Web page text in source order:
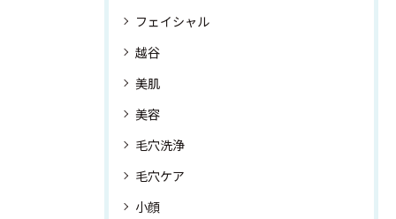
フェイシャル
越谷
美肌
美容
毛穴洗浄
毛穴ケア
小顔